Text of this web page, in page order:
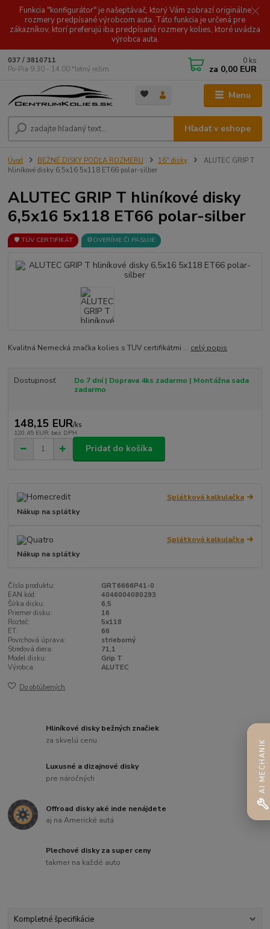
Funkcia "konfigurátor" je našeptávač, ktorý Vám zobrazí originálne
rozmery predpísané výrobcom auta. Táto funkcia je určená pre
zákazníkov, ktorí preferujú iba predpísané rozmery kolies, ktoré uvádza
výrobca auta.
Menu
Hľadať v eshope
037 / 3810711
Po-Pia 9.30 - 14.00 *letný režim
0 ks
za 0,00 EUR
Úvod BEŽNÉ DISKY PODĽA ROZMERU 16" disky
ALUTEC GRIP T
hliníkové disky 6,5x16 5x118 ET66 polar-silber
ALUTEC GRIP T hliníkové disky
6,5x16 5x118 ET66 polar-silber
🛡️ TÜV CERTIFIKÁT ⚙️OVERÍME ČI PASUJE
Kvalitná Nemecká značka kolies s TUV certifikátmi ... celý popis
Dostupnosť
Do 7 dní | Doprava 4ks zadarmo | Montážna sada
zadarmo
148,15 EUR/ks
120,45 EUR bez DPH
Pridať do košíka
Splátková kalkulačka
Nákup na splátky
Splátková kalkulačka
Nákup na splátky
Číslo produktu:
GRT6666P41-0
EAN kód:
4046004080293
Šírka disku:
6,5
Priemer disku:
16
Rozteč:
5x118
ET:
66
Povrchová úprava:
strieborný
Stredová diera:
71,1
Model disku:
Grip T
Výrobca:
ALUTEC
Do obľúbených
Hliníkové disky bežných značiek
za skvelú cenu
Luxusné a dizajnové disky
pre náročných
Offroad disky aké inde nenájdete
aj na Americké autá
Plechové disky za super ceny
takmer na každé auto
Kompletné špecifikácie
AI MECHANIK